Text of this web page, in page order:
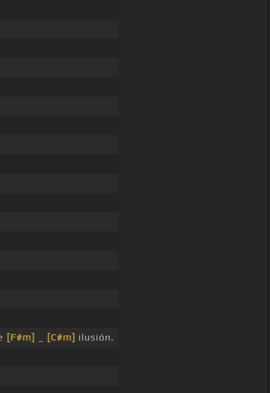
[F#m] [C#m] ilusión.